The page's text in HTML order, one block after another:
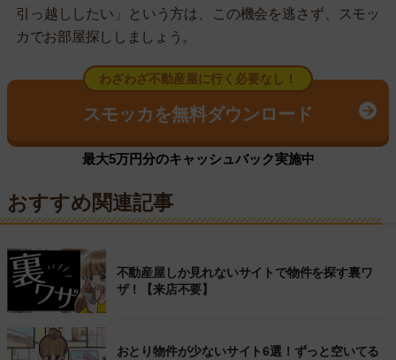
引っ越ししたい」という方は、この機会を逃さず、スモッ
カでお部屋探ししましょう。
わざわざ不動産屋に行く必要なし！
スモッカを無料ダウンロード
最大5万円分のキャッシュバック実施中
おすすめ関連記事
不動産屋しか見れないサイトで物件を探す裏ワ
ザ！【来店不要】
おとり物件が少ないサイト6選！ずっと空いてる